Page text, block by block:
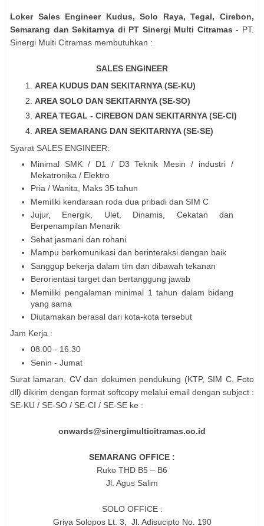
Loker Sales Engineer Kudus, Solo Raya, Tegal, Cirebon,
Semarang dan Sekitarnya di PT Sinergi Multi Citramas - PT.
Sinergi Multi Citramas membutuhkan :
SALES ENGINEER
AREA KUDUS DAN SEKITARNYA (SE-KU)
AREA SOLO DAN SEKITARNYA (SE-SO)
AREA TEGAL - CIREBON DAN SEKITARNYA (SE-CI)
AREA SEMARANG DAN SEKITARNYA (SE-SE)
Syarat SALES ENGINEER:
Minimal SMK / D1 / D3 Teknik Mesin / industri /
Mekatronika / Elektro
Pria / Wanita, Maks 35 tahun
Memiliki kendaraan roda dua pribadi dan SIM C
Jujur, Energik, Ulet, Dinamis, Cekatan dan
Berpenampilan Menarik
Sehat jasmani dan rohani
Mampu berkomunikasi dan berinteraksi dengan baik
Sanggup bekerja dalam tim dan dibawah tekanan
Berorientasi target dan bertanggung jawab
Memiliki pengalaman minimal 1 tahun dalam bidang
yang sama
Diutamakan berasal dari kota-kota tersebut
Jam Kerja :
08.00 - 16.30
Senin - Jumat
Surat lamaran, CV dan dokumen pendukung (KTP, SIM C, Foto
dll) dikirim dengan format softcopy melalui email dengan subject :
SE-KU / SE-SO / SE-CI / SE-SE ke :
onwards@sinergimulticitramas.co.id
SEMARANG OFFICE :
Ruko THD B5 – B6
Jl. Agus Salim
SOLO OFFICE :
Griya Solopos Lt. 3, Jl. Adisucipto No. 190